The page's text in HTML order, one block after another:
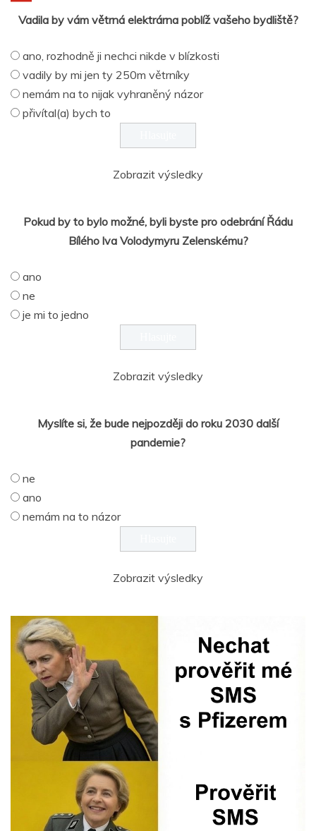
Vadila by vám větrná elektrárna poblíž vašeho bydliště?
ano, rozhodně ji nechci nikde v blízkosti
vadily by mi jen ty 250m větrníky
nemám na to nijak vyhraněný názor
přivítal(a) bych to
Zobrazit výsledky
Pokud by to bylo možné, byli byste pro odebrání Řádu
Bílého lva Volodymyru Zelenskému?
ano
ne
je mi to jedno
Zobrazit výsledky
Myslíte si, že bude nejpozději do roku 2030 další
pandemie?
ne
ano
nemám na to názor
Zobrazit výsledky